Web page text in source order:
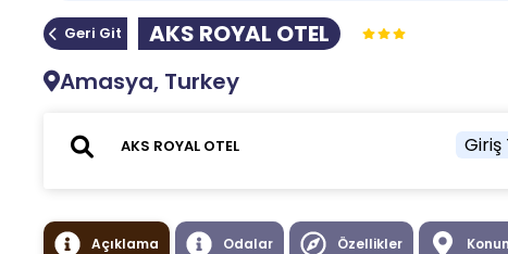
Geri Git
AKS ROYAL OTEL
Amasya, Turkey
Giriş
Açıklama Odalar Özellikler